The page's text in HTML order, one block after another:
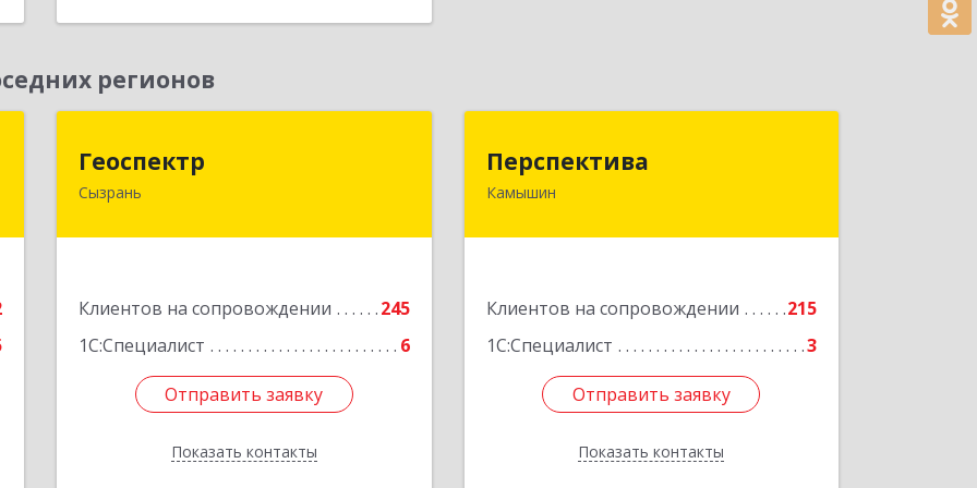
регионов
Геоспектр
Сызрань
Клиентов на сопровождении
245
1С:Специалист
6
Отправить заявку
Показать контакты
446001, Самарская обл, Сызрань г,
Отправить заявку
Назад
Перспектива
Камышин
Клиентов на сопровождении
215
1С:Специалист
3
Отправить заявку
Показать контакты
403850, Волгоградская обл, Камышин
Отправить заявку
Назад